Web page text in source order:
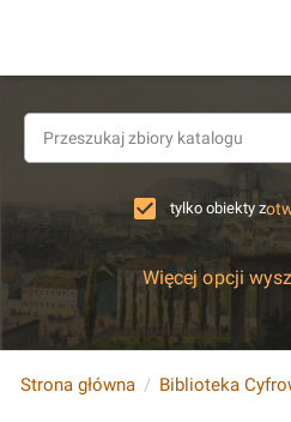
tylko obiekty z
Więcej opcji
Strona główna Biblioteka